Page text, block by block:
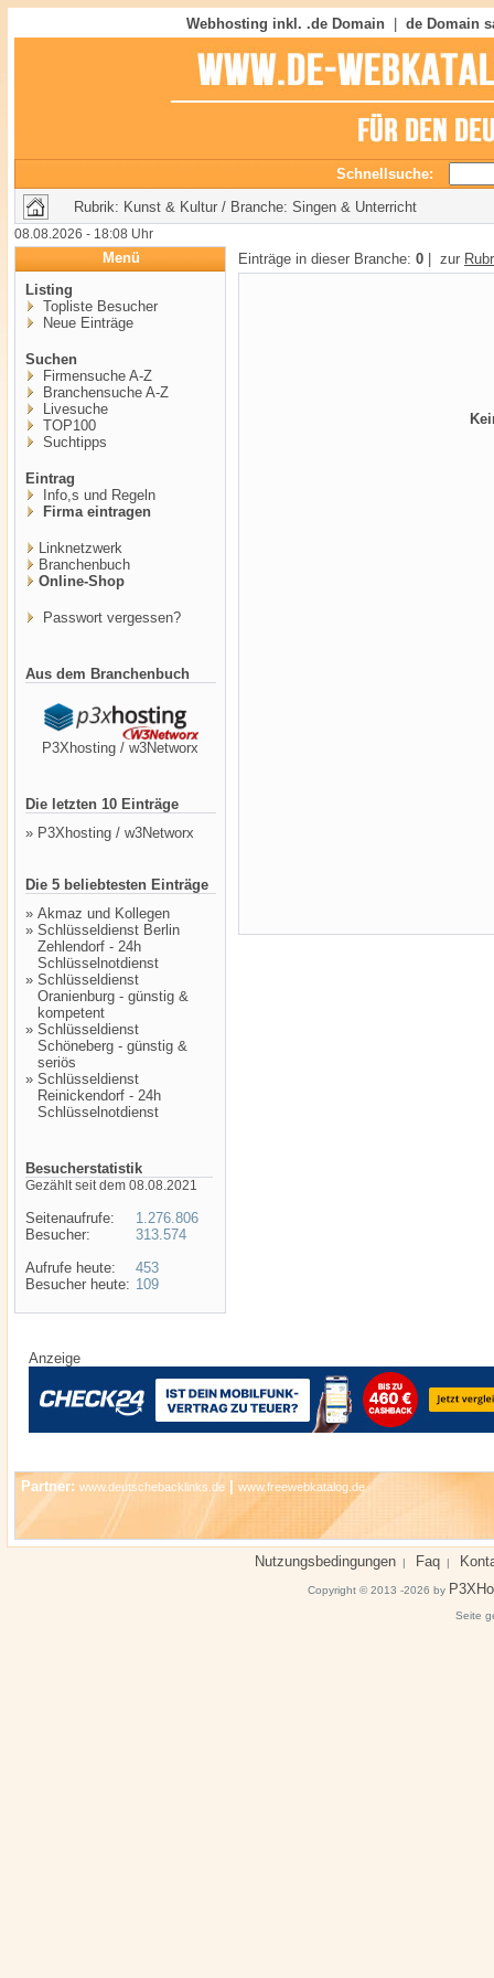
Webhosting inkl. .de Domain de Domain
Schnellsuche:
Rubrik: Kunst & Kultur / Branche: Singen & Unterricht
08.08.2026 - 18:08 Uhr
Menü
Listing
Topliste Besucher
Neue Einträge
Suchen
Firmensuche A-Z
Branchensuche A-Z
Livesuche
TOP100
Suchtipps
Eintrag
Info,s und Regeln
Firma eintragen
Linknetzwerk
Branchenbuch
Online-Shop
Passwort vergessen?
Aus dem Branchenbuch
P3Xhosting / w3Networx
Die letzten 10 Einträge
» P3Xhosting / w3Networx
Die 5 beliebtesten Einträge
» Akmaz und Kollegen
» Schlüsseldienst Berlin
Zehlendorf - 24h
Schlüsselnotdienst
» Schlüsseldienst
Oranienburg - günstig &
kompetent
» Schlüsseldienst
Schöneberg - günstig &
seriös
» Schlüsseldienst
Reinickendorf - 24h
Schlüsselnotdienst
Besucherstatistik
Gezählt seit dem 08.08.2021
Seitenaufrufe:
Besucher:
Aufrufe heute:
Besucher heute:
1.276.806
313.574
453
109
Einträge in dieser Branche: 0 | zur
Anzeige
Partner: www.deutschebacklinks.de www.freewebkatalog.de
Nutzungsbedingungen | Faq |
Copyright © 2013 -2026 by
Seite